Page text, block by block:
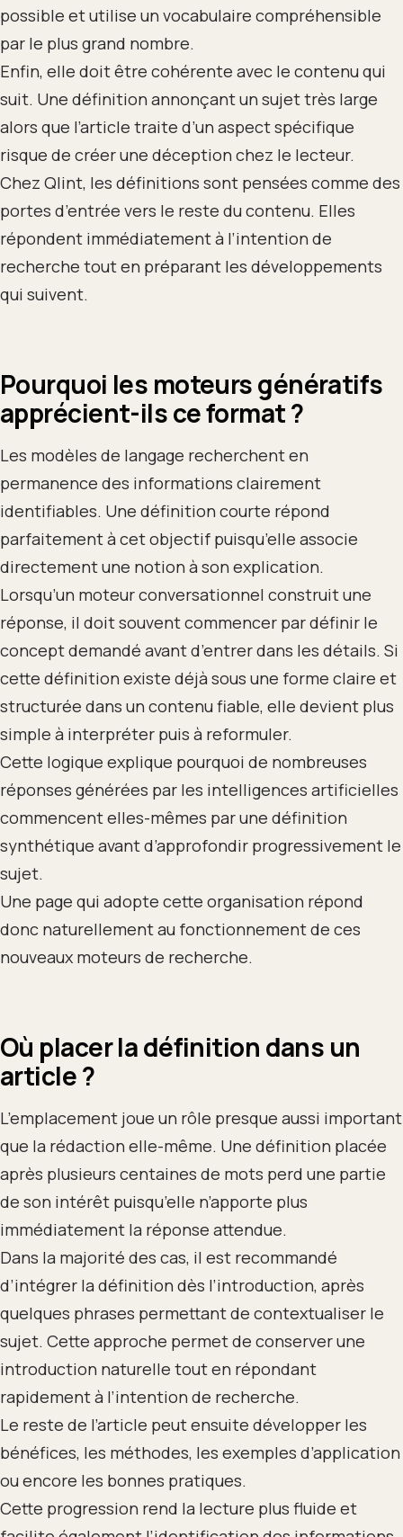
possible et utilise un vocabulaire compréhensible
par le plus grand nombre.
Enfin, elle doit être cohérente avec le contenu qui
suit. Une définition annonçant un sujet très large
alors que l’article traite d’un aspect spécifique
risque de créer une déception chez le lecteur.
Chez Qlint, les définitions sont pensées comme des
portes d’entrée vers le reste du contenu. Elles
répondent immédiatement à l’intention de
recherche tout en préparant les développements
qui suivent.
Pourquoi les moteurs génératifs
apprécient-ils ce format ?
Les modèles de langage recherchent en
permanence des informations clairement
identifiables. Une définition courte répond
parfaitement à cet objectif puisqu’elle associe
directement une notion à son explication.
Lorsqu’un moteur conversationnel construit une
réponse, il doit souvent commencer par définir le
concept demandé avant d’entrer dans les détails. Si
cette définition existe déjà sous une forme claire et
structurée dans un contenu fiable, elle devient plus
simple à interpréter puis à reformuler.
Cette logique explique pourquoi de nombreuses
réponses générées par les intelligences artificielles
commencent elles-mêmes par une définition
synthétique avant d’approfondir progressivement le
sujet.
Une page qui adopte cette organisation répond
donc naturellement au fonctionnement de ces
nouveaux moteurs de recherche.
Où placer la définition dans un
article ?
L’emplacement joue un rôle presque aussi important
que la rédaction elle-même. Une définition placée
après plusieurs centaines de mots perd une partie
de son intérêt puisqu’elle n’apporte plus
immédiatement la réponse attendue.
Dans la majorité des cas, il est recommandé
d’intégrer la définition dès l’introduction, après
quelques phrases permettant de contextualiser le
sujet. Cette approche permet de conserver une
introduction naturelle tout en répondant
rapidement à l’intention de recherche.
Le reste de l’article peut ensuite développer les
bénéfices, les méthodes, les exemples d’application
ou encore les bonnes pratiques.
Cette progression rend la lecture plus fluide et